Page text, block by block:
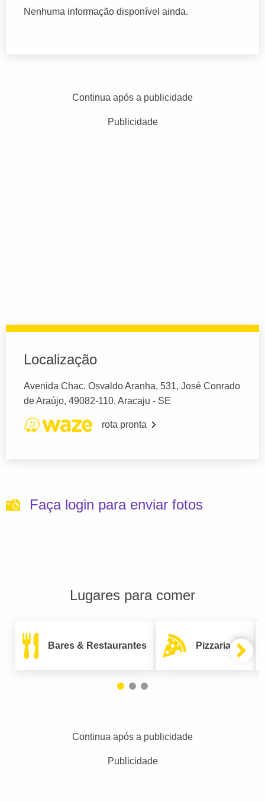
Nenhuma informação disponível ainda.
Continua após a publicidade
Publicidade
Localização
Avenida Chac. Osvaldo Aranha, 531, José Conrado
de Araújo, 49082-110, Aracaju - SE
rota pronta
Faça login para enviar fotos
Lugares para comer
Bares & Restaurantes Pizzarias
Continua após a publicidade
Publicidade